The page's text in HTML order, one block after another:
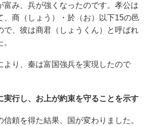
み、兵が強くなったのです。孝公は
、商（しょう）・於（お）以下15の邑
で、彼は商君（しょうくん）と呼ばれ
た。
り、秦は富国強兵を実現したので
行し、お上が約束を守ることを示す
頼を得た結果、国が変わりました。